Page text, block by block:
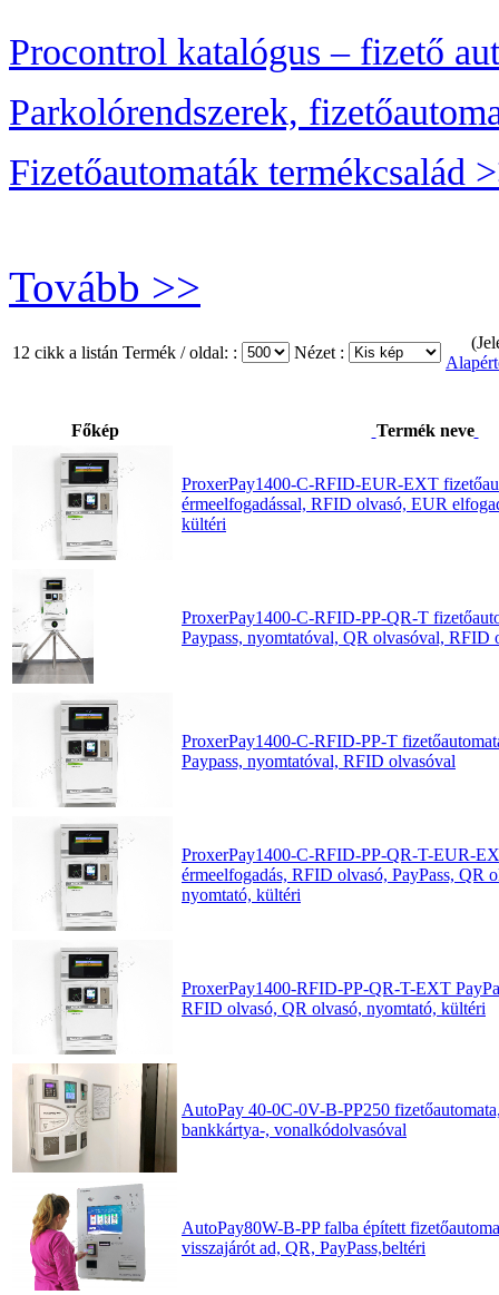
Procontrol katalógus – fizető
Parkolórendszerek,
Fizetőautomaták termékcsalád
Tovább >>
12 cikk a listán Termék / oldal: : Nézet :
Főkép Termék neve
ProxerPay1400-C-RFID-EUR-EXT
érmeelfogadással, RFID olvasó, EUR
kültéri
ProxerPay1400-C-RFID-PP-QR-T
Paypass, nyomtatóval, QR olvasóval, RFID
ProxerPay1400-C-RFID-PP-T
Paypass, nyomtatóval, RFID olvasóval
ProxerPay1400-C-RFID-PP-QR-T-EUR-
érmeelfogadás, RFID olvasó, PayPass, QR
nyomtató, kültéri
ProxerPay1400-RFID-PP-QR-T-EXT
RFID olvasó, QR olvasó, nyomtató, kültéri
AutoPay 40-0C-0V-B-PP250
bankkártya-, vonalkódolvasóval
AutoPay80W-B-PP falba épített
visszajárót ad, QR, PayPass,beltéri